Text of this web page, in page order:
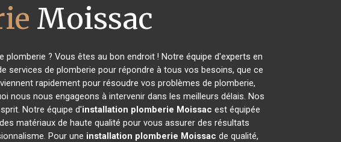
Moissac
? Vous êtes au bon endroit ! Notre équipe d'experts en
services de plomberie pour répondre à tous vos besoins, que ce
rapidement pour résoudre vos problèmes de plomberie,
nous nous engageons à intervenir dans les meilleurs délais. Nos
Notre équipe d'installation plomberie Moissac est équipée
matériaux de haute qualité pour vous assurer des résultats
Pour une installation plomberie Moissac de qualité,